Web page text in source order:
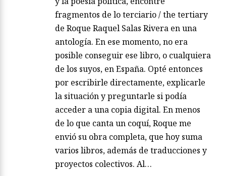
fragmentos de lo terciario / the tertiary
de Roque Raquel Salas Rivera en una
antología. En ese momento, no era
posible conseguir ese libro, o cualquiera
de los suyos, en España. Opté entonces
por escribirle directamente, explicarle
la situación y preguntarle si podía
acceder a una copia digital. En menos
de lo que canta un coquí, Roque me
envió su obra completa, que hoy suma
varios libros, además de traducciones y
proyectos colectivos. Al…